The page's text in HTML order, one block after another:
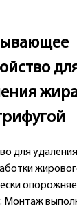
для
Монтаж